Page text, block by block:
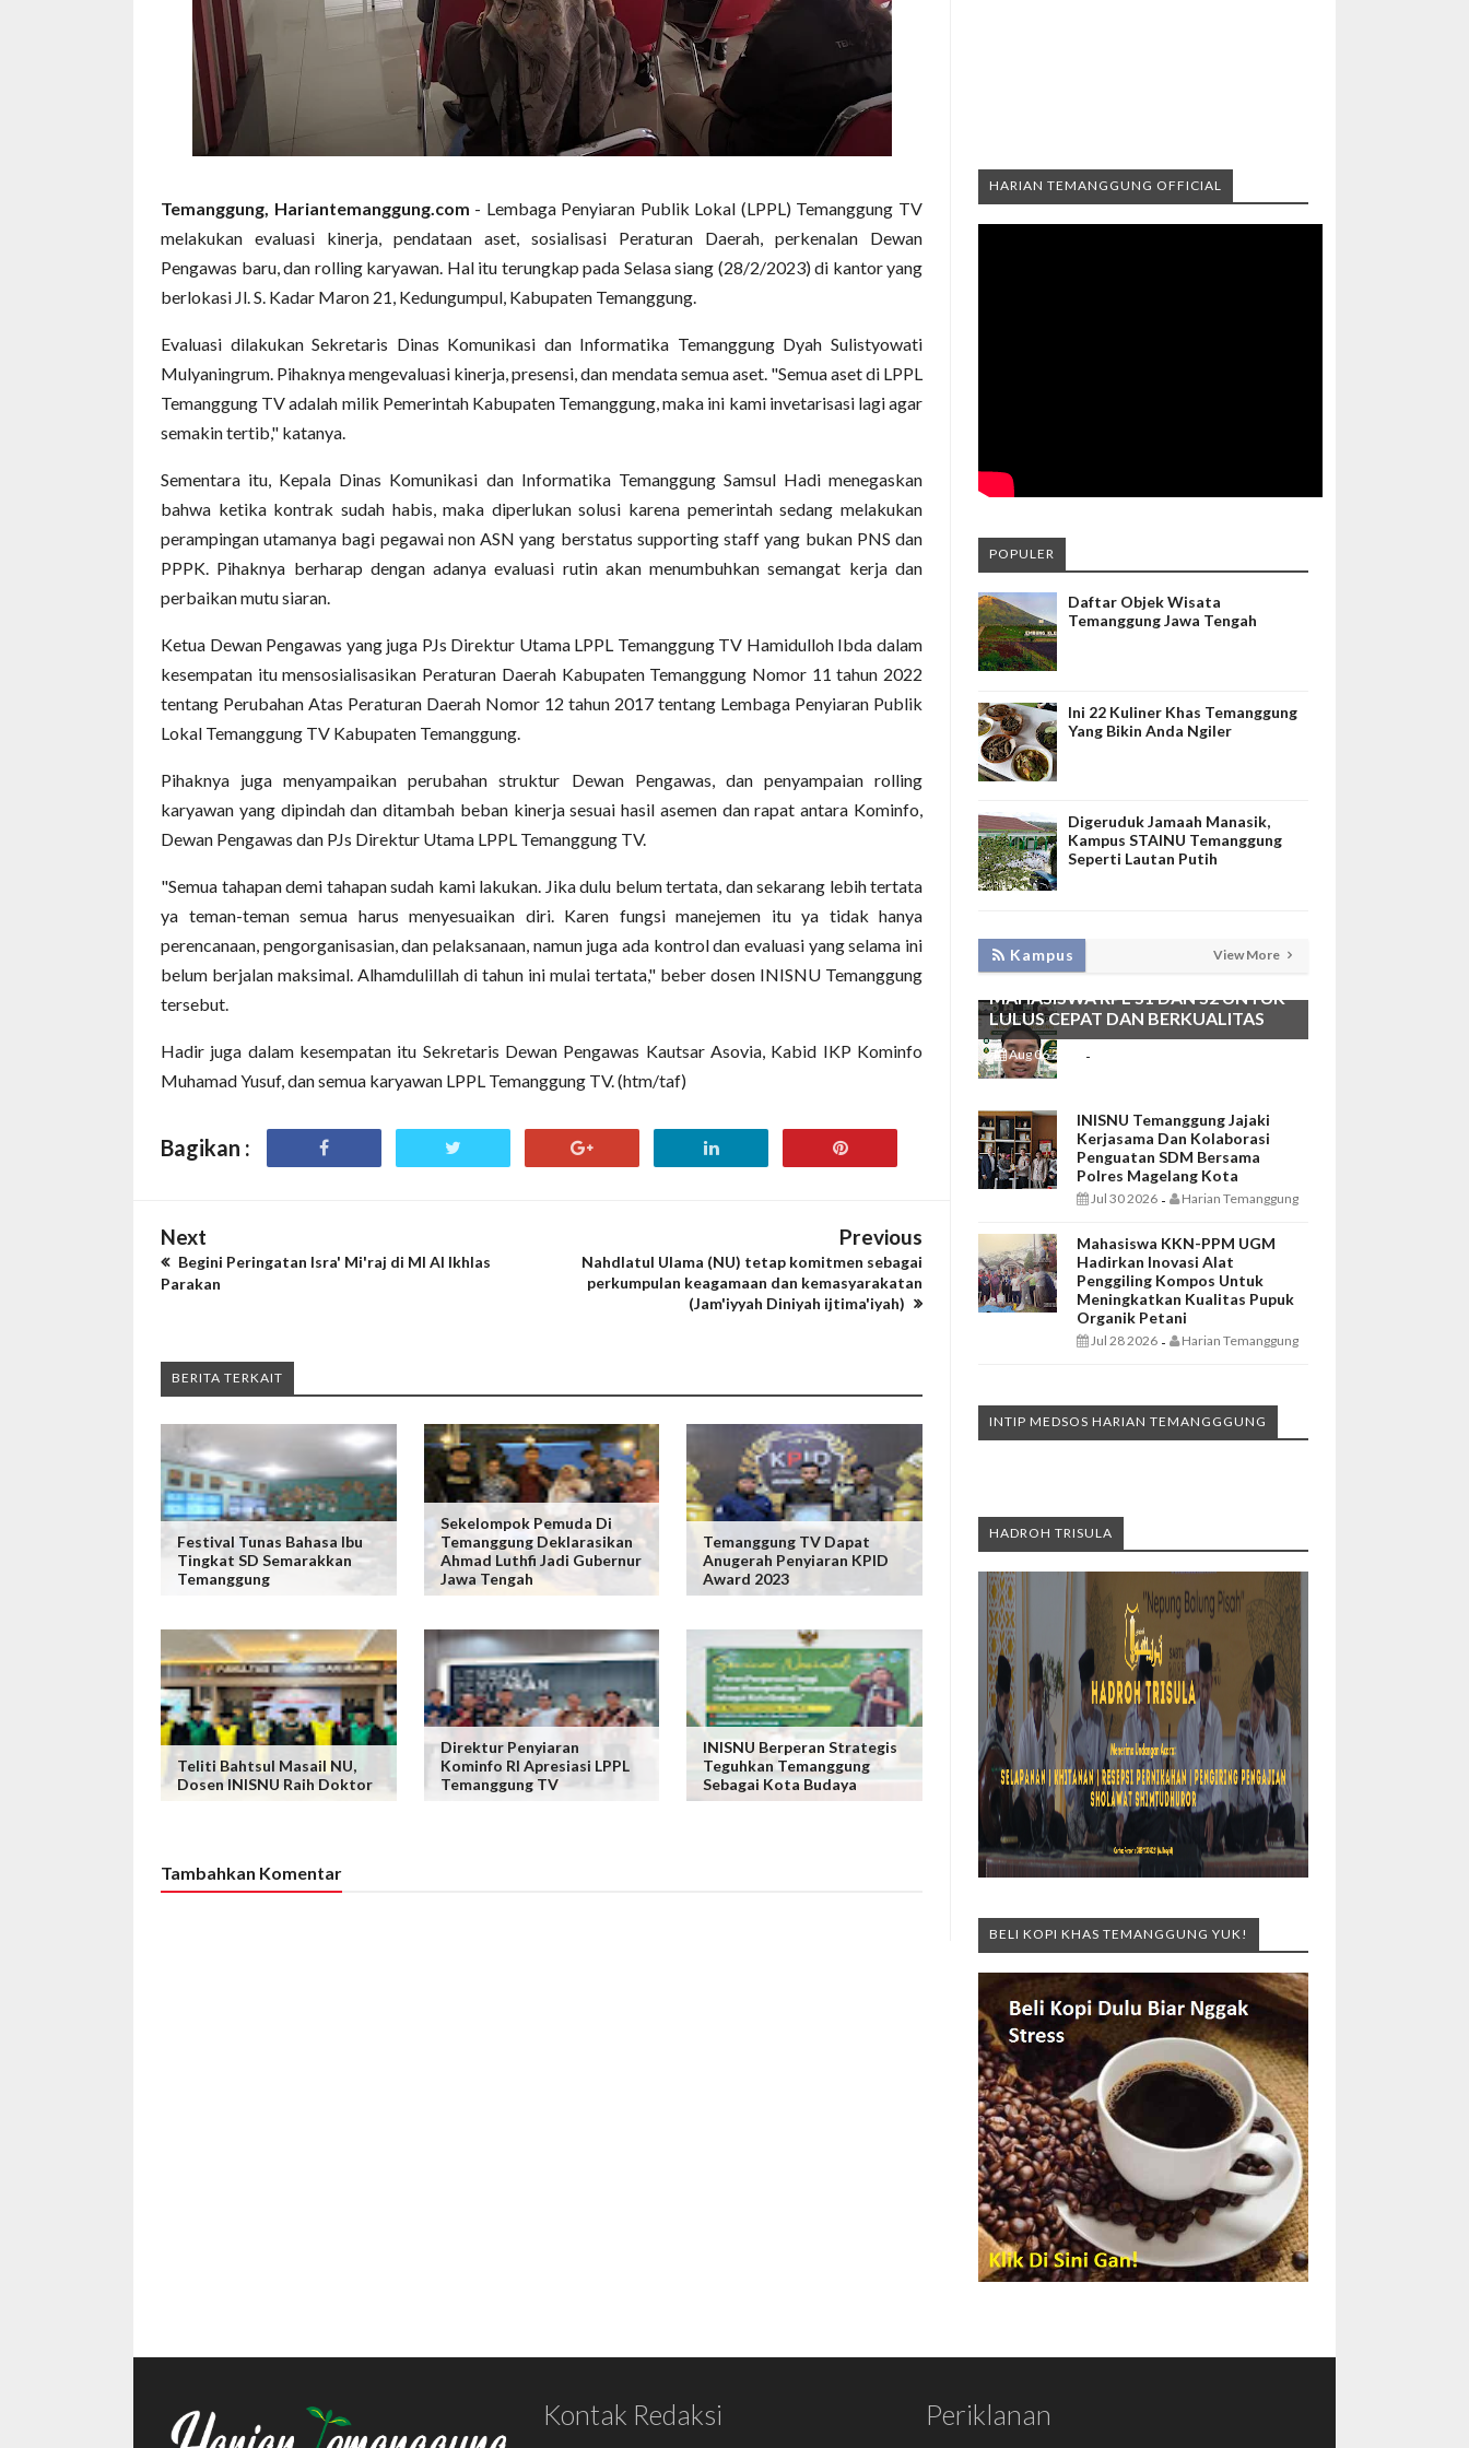
Temanggung, Hariantemanggung.com - Lembaga Penyiaran Publik Lokal (LPPL) Temanggung TV
melakukan evaluasi kinerja, pendataan aset, sosialisasi Peraturan Daerah, perkenalan Dewan
Pengawas baru, dan rolling karyawan. Hal itu terungkap pada Selasa siang (28/2/2023) di kantor yang
berlokasi Jl. S. Kadar Maron 21, Kedungumpul, Kabupaten Temanggung.
Evaluasi dilakukan Sekretaris Dinas Komunikasi dan Informatika Temanggung Dyah Sulistyowati
Mulyaningrum. Pihaknya mengevaluasi kinerja, presensi, dan mendata semua aset. "Semua aset di LPPL
Temanggung TV adalah milik Pemerintah Kabupaten Temanggung, maka ini kami invetarisasi lagi agar
semakin tertib," katanya.
Sementara itu, Kepala Dinas Komunikasi dan Informatika Temanggung Samsul Hadi menegaskan
bahwa ketika kontrak sudah habis, maka diperlukan solusi karena pemerintah sedang melakukan
perampingan utamanya bagi pegawai non ASN yang berstatus supporting staff yang bukan PNS dan
PPPK. Pihaknya berharap dengan adanya evaluasi rutin akan menumbuhkan semangat kerja dan
perbaikan mutu siaran.
Ketua Dewan Pengawas yang juga PJs Direktur Utama LPPL Temanggung TV Hamidulloh Ibda dalam
kesempatan itu mensosialisasikan Peraturan Daerah Kabupaten Temanggung Nomor 11 tahun 2022
tentang Perubahan Atas Peraturan Daerah Nomor 12 tahun 2017 tentang Lembaga Penyiaran Publik
Lokal Temanggung TV Kabupaten Temanggung.
Pihaknya juga menyampaikan perubahan struktur Dewan Pengawas, dan penyampaian rolling
karyawan yang dipindah dan ditambah beban kinerja sesuai hasil asemen dan rapat antara Kominfo,
Dewan Pengawas dan PJs Direktur Utama LPPL Temanggung TV.
"Semua tahapan demi tahapan sudah kami lakukan. Jika dulu belum tertata, dan sekarang lebih tertata
ya teman-teman semua harus menyesuaikan diri. Karen fungsi manejemen itu ya tidak hanya
perencanaan, pengorganisasian, dan pelaksanaan, namun juga ada kontrol dan evaluasi yang selama ini
belum berjalan maksimal. Alhamdulillah di tahun ini mulai tertata," beber dosen INISNU Temanggung
tersebut.
Hadir juga dalam kesempatan itu Sekretaris Dewan Pengawas Kautsar Asovia, Kabid IKP Kominfo
Muhamad Yusuf, dan semua karyawan LPPL Temanggung TV. (htm/taf)
Bagikan :
Next
Begini Peringatan Isra' Mi'raj di MI Al Ikhlas
Parakan
Previous
Nahdlatul Ulama (NU) tetap komitmen sebagai
perkumpulan keagamaan dan kemasyarakatan
(Jam'iyyah Diniyah ijtima'iyah)
BERITA TERKAIT
Festival Tunas Bahasa Ibu
Tingkat SD Semarakkan
Temanggung
Sekelompok Pemuda Di
Temanggung Deklarasikan
Ahmad Luthfi Jadi Gubernur
Jawa Tengah
Temanggung TV Dapat
Anugerah Penyiaran KPID
Award 2023
Teliti Bahtsul Masail NU,
Dosen INISNU Raih Doktor
Direktur Penyiaran
Kominfo RI Apresiasi LPPL
Temanggung TV
INISNU Berperan Strategis
Teguhkan Temanggung
Sebagai Kota Budaya
Tambahkan Komentar
HARIAN TEMANGGUNG OFFICIAL
POPULER
Daftar Objek Wisata
Temanggung Jawa Tengah
Ini 22 Kuliner Khas Temanggung
Yang Bikin Anda Ngiler
Digeruduk Jamaah Manasik,
Kampus STAINU Temanggung
Seperti Lautan Putih
Kampus View More
LAKUKAN BIMTEK RPL, INISNU
TEMANGGUNG SIAP FASILITASI
MAHASISWA RPL S1 DAN S2 UNTUK
LULUS CEPAT DAN BERKUALITAS
Aug 06 2026 -
INISNU Temanggung Jajaki
Kerjasama Dan Kolaborasi
Penguatan SDM Bersama
Polres Magelang Kota
Jul 30 2026 - Harian Temanggung
Mahasiswa KKN-PPM UGM
Hadirkan Inovasi Alat
Penggiling Kompos Untuk
Meningkatkan Kualitas Pupuk
Organik Petani
Jul 28 2026 - Harian Temanggung
INTIP MEDSOS HARIAN TEMANGGGUNG
HADROH TRISULA
BELI KOPI KHAS TEMANGGUNG YUK!
Kontak Redaksi Periklanan